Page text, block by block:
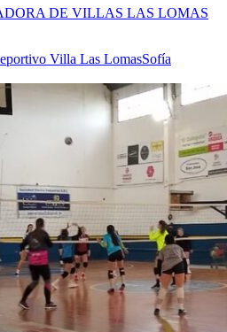
DE VILLAS LAS LOMAS
Villa Las LomasSofía